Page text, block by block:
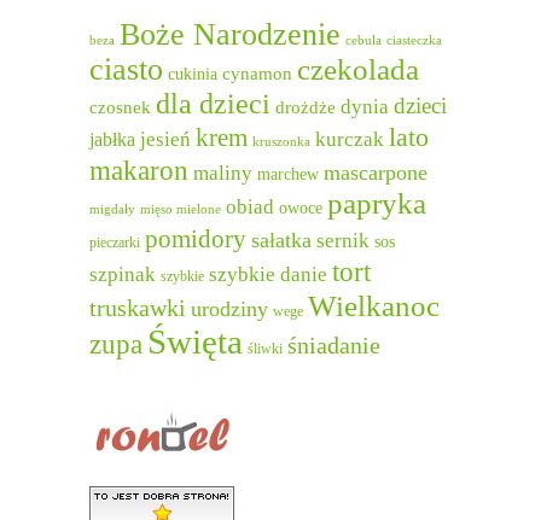
beza Boże Narodzenie cebula ciasteczka
ciasto cukinia cynamon czekolada
czosnek dla dzieci drożdże dynia dzieci
jabłka jesień krem kruszonka kurczak lato
makaron maliny marchew mascarpone
migdały mięso mielone obiad owoce papryka
pieczarki pomidory sałatka sernik sos
szpinak szybkie szybkie danie tort
truskawki urodziny wege Wielkanoc
zupa Święta śliwki śniadanie